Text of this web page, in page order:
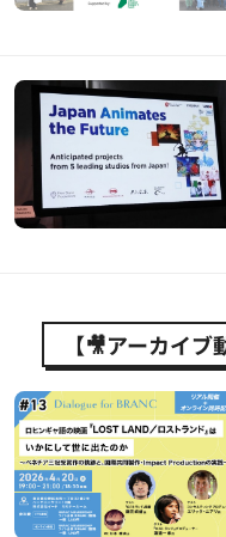
【🎥アーカイ